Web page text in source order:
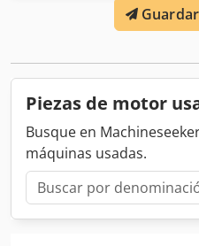
para el montaje. Presenta
dimensión nominal de 175
de 195 mm) para garantizar
muñequillas N4 y N5 para
regularidad de las
sometido a rigurosos
funcionalidad durante la
Técnicas Tipo: KURBEL
J624GS-F Longitud: 4.418
mecanizado a 194,5 mm
Piezas de motor
Busque en
máquinas usadas.